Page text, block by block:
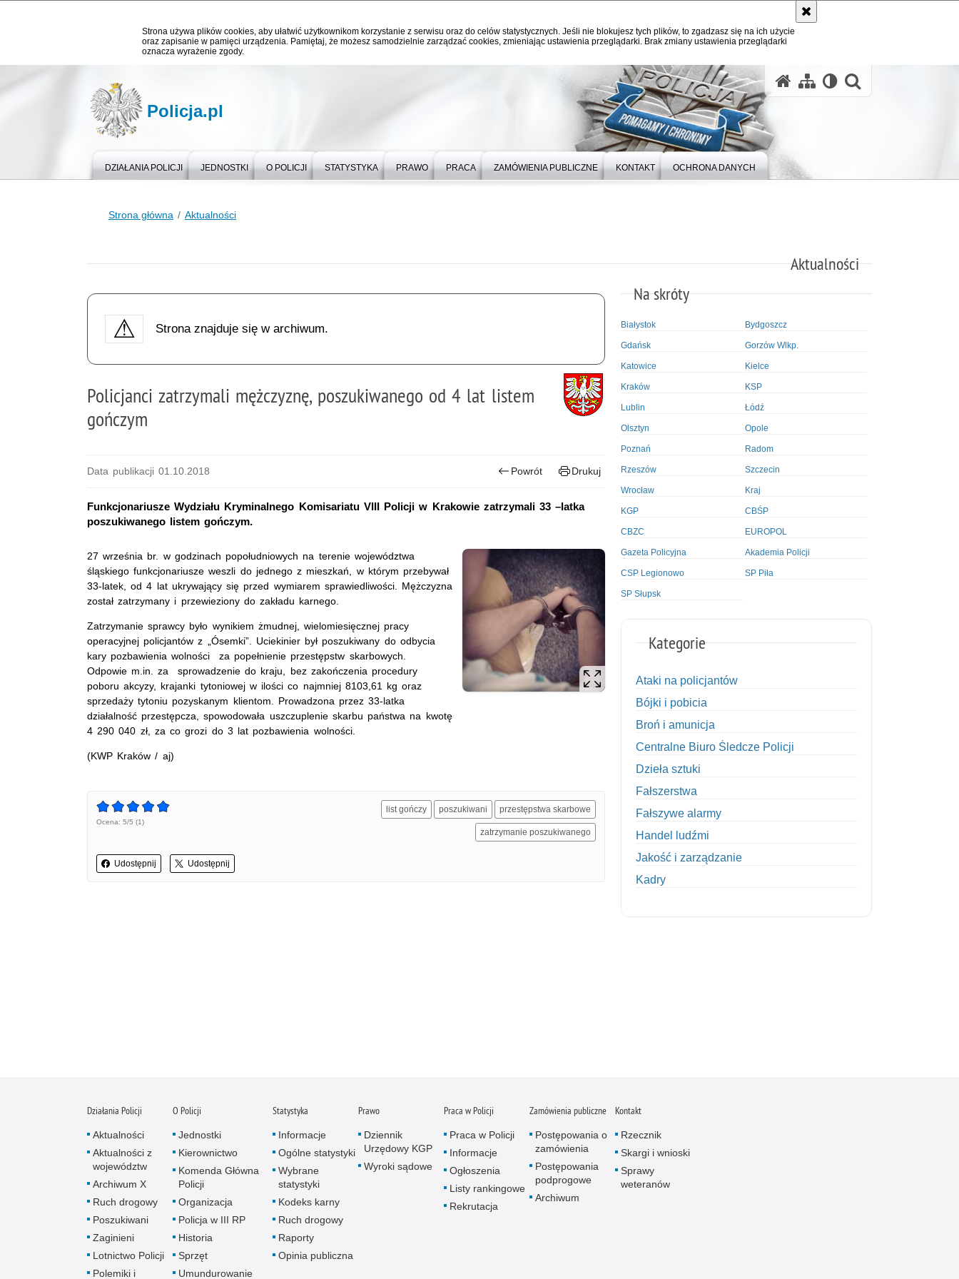
Strona używa plików cookies, aby ułatwić użytkownikom korzystanie z serwisu oraz do celów statystycznych. Jeśli nie blokujesz tych plików, to zgadzasz się na ich użycie
oraz zapisanie w pamięci urządzenia. Pamiętaj, że możesz samodzielnie zarządzać cookies, zmieniając ustawienia przeglądarki. Brak zmiany ustawienia przeglądarki
oznacza wyrażenie zgody.
Policja.pl
DZIAŁANIA POLICJI JEDNOSTKI O POLICJI STATYSTYKA PRAWO PRACA ZAMÓWIENIA PUBLICZNE KONTAKT OCHRONA DANYCH
Strona główna Aktualności
Aktualności
Strona znajduje się w archiwum.
Policjanci zatrzymali mężczyznę, poszukiwanego od 4 lat listem
gończym
Data publikacji 01.10.2018 Powrót Drukuj
Funkcjonariusze Wydziału Kryminalnego Komisariatu VIII Policji w Krakowie zatrzymali 33 –latka
poszukiwanego listem gończym.
27 września br. w godzinach popołudniowych na terenie województwa
śląskiego funkcjonariusze weszli do jednego z mieszkań, w którym przebywał
33-latek, od 4 lat ukrywający się przed wymiarem sprawiedliwości. Mężczyzna
został zatrzymany i przewieziony do zakładu karnego.
Zatrzymanie sprawcy było wynikiem żmudnej, wielomiesięcznej pracy
operacyjnej policjantów z „Ósemki”. Uciekinier był poszukiwany do odbycia
kary pozbawienia wolności za popełnienie przestępstw skarbowych.
Odpowie m.in. za sprowadzenie do kraju, bez zakończenia procedury
poboru akcyzy, krajanki tytoniowej w ilości co najmniej 8103,61 kg oraz
sprzedaży tytoniu pozyskanym klientom. Prowadzona przez 33-latka
działalność przestępcza, spowodowała uszczuplenie skarbu państwa na kwotę
4 290 040 zł, za co grozi do 3 lat pozbawienia wolności.
(KWP Kraków / aj)
Ocena: 5/5 (1)
Udostępnij Udostępnij
list gończy poszukiwani przestępstwa skarbowe
zatrzymanie poszukiwanego
Na skróty
Białystok Bydgoszcz
Gdańsk Gorzów Wlkp.
Katowice Kielce
Kraków KSP
Lublin Łódź
Olsztyn Opole
Poznań Radom
Rzeszów Szczecin
Wrocław Kraj
KGP CBŚP
CBZC EUROPOL
Gazeta Policyjna Akademia Policji
CSP Legionowo SP Piła
SP Słupsk
Kategorie
Ataki na policjantów
Bójki i pobicia
Broń i amunicja
Centralne Biuro Śledcze Policji
Dzieła sztuki
Fałszerstwa
Fałszywe alarmy
Handel ludźmi
Jakość i zarządzanie
Kadry
Nietrzeźwi kierujący
Nietrzeźwi opiekunowie
Działania Policji
Aktualności
Aktualności z
województw
Archiwum X
Ruch drogowy
Poszukiwani
Zaginieni
Lotnictwo Policji
Polemiki i
O Policji
Jednostki
Kierownictwo
Komenda Główna
Policji
Organizacja
Policja w III RP
Historia
Sprzęt
Umundurowanie
Statystyka
Informacje
Ogólne statystyki
Wybrane
statystyki
Kodeks karny
Ruch drogowy
Raporty
Opinia publiczna
Prawo
Dziennik
Urzędowy KGP
Wyroki sądowe
Praca w Policji
Praca w Policji
Informacje
Ogłoszenia
Listy rankingowe
Rekrutacja
Zamówienia publiczne
Postępowania o
zamówienia
Postępowania
podprogowe
Archiwum
Kontakt
Rzecznik
Skargi i wnioski
Sprawy
weteranów